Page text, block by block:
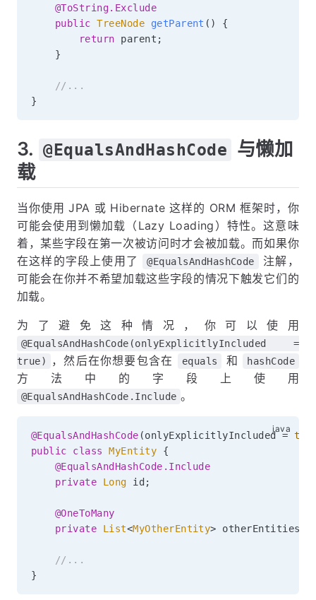
@ToString.Exclude
public TreeNode getParent ( )
{
return parent ;
}
//...
}
3. @EqualsAndHashCode
与懒加
载
当你使用 JPA 或 Hibernate 这样的 ORM 框架时，你
可能会使用到懒加载（Lazy Loading）特性。这意味
着，某些字段在第一次被访问时才会被加载。而如果你
在这样的字段上使用了
@EqualsAndHashCode
注解，
可能会在你并不希望加载这些字段的情况下触发它们的
加载。
为了避免这种情况，你可以使用
@EqualsAndHashCode(onlyExplicitlyIncluded =
true)
，然后在你想要包含在 equals 和 hashCode
方法中的字段上使用
@EqualsAndHashCode.Include 。
@EqualsAndHashCode (onlyExplicitlyIncluded =
public
class MyEntity
{
@EqualsAndHashCode.Include
private
Long id ;
@OneToMany
private
List<MyOtherEntity> otherEntities
//...
}